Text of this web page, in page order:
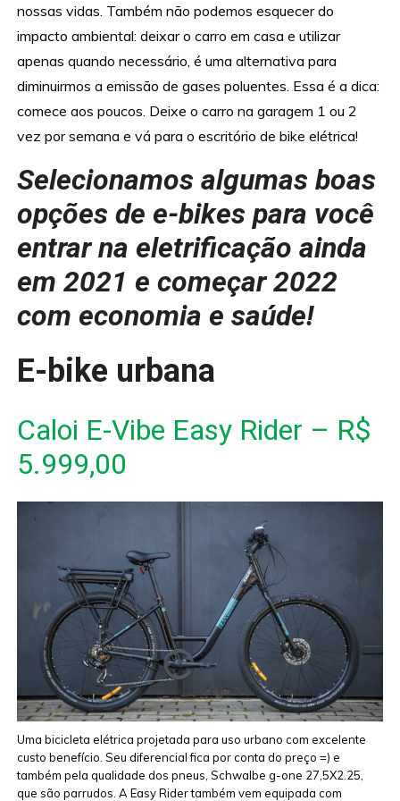
nossas vidas. Também não podemos esquecer do
impacto ambiental: deixar o carro em casa e utilizar
apenas quando necessário, é uma alternativa para
diminuirmos a emissão de gases poluentes. Essa é a dica:
comece aos poucos. Deixe o carro na garagem 1 ou 2
vez por semana e vá para o escritório de bike elétrica!
Selecionamos algumas boas
opções de e-bikes para você
entrar na eletrificação ainda
em 2021 e começar 2022
com economia e saúde!
E-bike urbana
Caloi E-Vibe Easy Rider – R$
5.999,00
Uma bicicleta elétrica projetada para uso urbano com excelente
custo benefício. Seu diferencial fica por conta do preço =) e
também pela qualidade dos pneus, Schwalbe g-one 27,5X2.25,
que são parrudos. A Easy Rider também vem equipada com